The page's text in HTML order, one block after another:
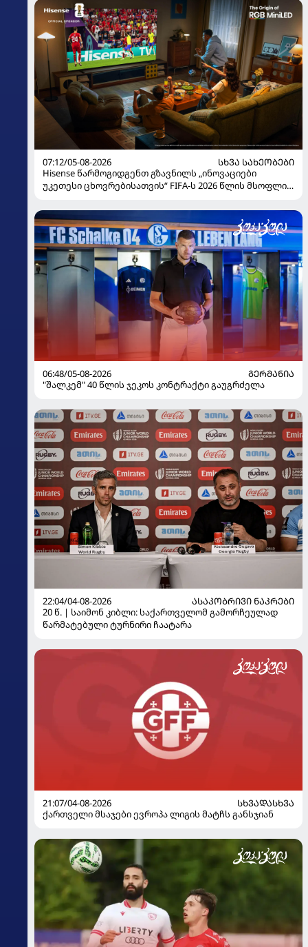
07:12/05-08-2026
ᲡᲮᲕᲐ ᲡᲐᲮᲔᲝᲑᲔᲑᲘ
Hisense წარმოგიდგენთ გზავნილს „ინოვაციები
უკეთესი ცხოვრებისათვის“ FIFA-ს 2026 წლის მსოფლიო
06:48/05-08-2026
ᲒᲔᲠᲛᲐᲜᲘᲐ
"შალკემ" 40 წლის ჯეკოს კონტრაქტი გაუგრძელა
22:04/04-08-2026
ᲐᲡᲐᲙᲝᲑᲠᲘᲕᲘ ᲜᲐᲙᲠᲔᲑᲘ
20 წ. | საიმონ კიბლი: საქართველომ გამორჩეულად
წარმატებული ტურნირი ჩაატარა
21:07/04-08-2026
ᲡᲮᲕᲐᲓᲐᲡᲮᲕᲐ
ქართველი მსაჯები ევროპა ლიგის მატჩს განსჯიან